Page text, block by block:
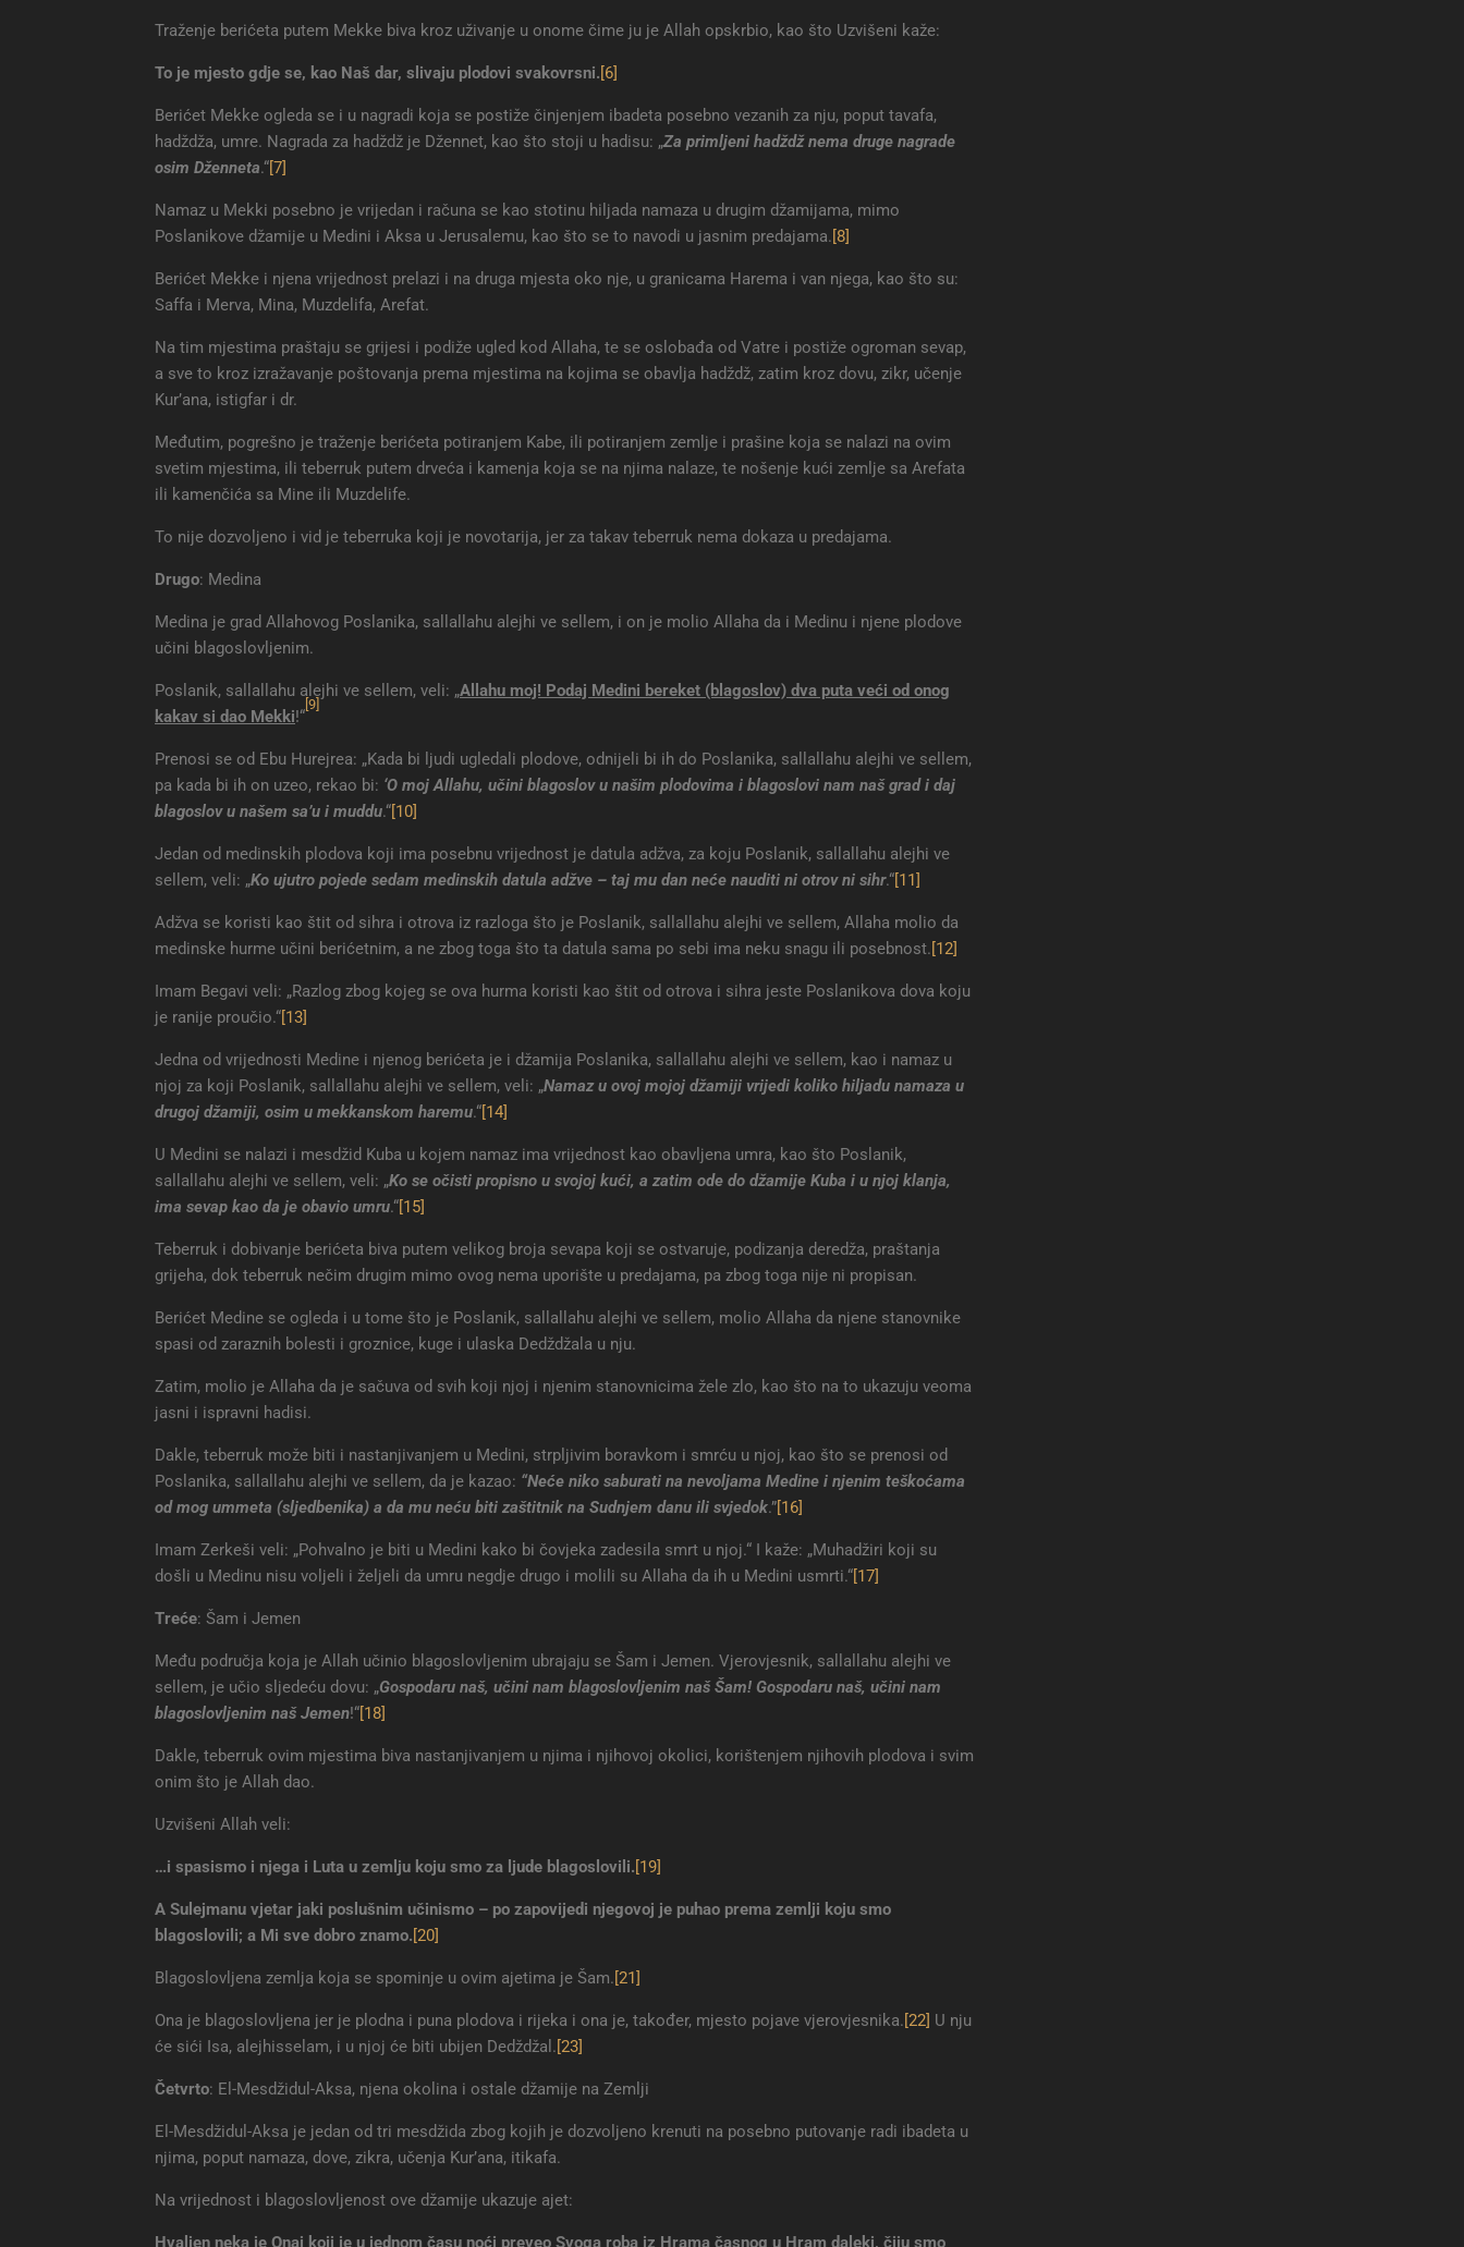
Traženje berićeta putem Mekke biva kroz uživanje u onome čime ju je Allah opskrbio, kao što Uzvišeni kaže:
To je mjesto gdje se, kao Naš dar, slivaju plodovi svakovrsni. [6]
Berićet Mekke ogleda se i u nagradi koja se postiže činjenjem ibadeta posebno vezanih za nju, poput tavafa,
hadždža, umre. Nagrada za hadždž je Džennet, kao što stoji u hadisu: „Za primljeni hadždž nema druge nagrade
osim Dženneta.“ [7]
Namaz u Mekki posebno je vrijedan i računa se kao stotinu hiljada namaza u drugim džamijama, mimo
Poslanikove džamije u Medini i Aksa u Jerusalemu, kao što se to navodi u jasnim predajama. [8]
Berićet Mekke i njena vrijednost prelazi i na druga mjesta oko nje, u granicama Harema i van njega, kao što su:
Saffa i Merva, Mina, Muzdelifa, Arefat.
Na tim mjestima praštaju se grijesi i podiže ugled kod Allaha, te se oslobađa od Vatre i postiže ogroman sevap,
a sve to kroz izražavanje poštovanja prema mjestima na kojima se obavlja hadždž, zatim kroz dovu, zikr, učenje
Kur’ana, istigfar i dr.
Međutim, pogrešno je traženje berićeta potiranjem Kabe, ili potiranjem zemlje i prašine koja se nalazi na ovim
svetim mjestima, ili teberruk putem drveća i kamenja koja se na njima nalaze, te nošenje kući zemlje sa Arefata
ili kamenčića sa Mine ili Muzdelife.
To nije dozvoljeno i vid je teberruka koji je novotarija, jer za takav teberruk nema dokaza u predajama.
Drugo: Medina
Medina je grad Allahovog Poslanika, sallallahu alejhi ve sellem, i on je molio Allaha da i Medinu i njene plodove
učini blagoslovljenim.
Poslanik, sallallahu alejhi ve sellem, veli: „Allahu moj! Podaj Medini bereket (blagoslov) dva puta veći od onog
kakav si dao Mekki!“
[9]
Prenosi se od Ebu Hurejrea: „Kada bi ljudi ugledali plodove, odnijeli bi ih do Poslanika, sallallahu alejhi ve sellem,
pa kada bi ih on uzeo, rekao bi: ‘O moj Allahu, učini blagoslov u našim plodovima i blagoslovi nam naš grad i daj
blagoslov u našem sa’u i muddu.“ [10]
Jedan od medinskih plodova koji ima posebnu vrijednost je datula adžva, za koju Poslanik, sallallahu alejhi ve
sellem, veli: „Ko ujutro pojede sedam medinskih datula adžve – taj mu dan neće nauditi ni otrov ni sihr.“ [11]
Adžva se koristi kao štit od sihra i otrova iz razloga što je Poslanik, sallallahu alejhi ve sellem, Allaha molio da
medinske hurme učini berićetnim, a ne zbog toga što ta datula sama po sebi ima neku snagu ili posebnost. [12]
Imam Begavi veli: „Razlog zbog kojeg se ova hurma koristi kao štit od otrova i sihra jeste Poslanikova dova koju
je ranije proučio.“ [13]
Jedna od vrijednosti Medine i njenog berićeta je i džamija Poslanika, sallallahu alejhi ve sellem, kao i namaz u
njoj za koji Poslanik, sallallahu alejhi ve sellem, veli: „Namaz u ovoj mojoj džamiji vrijedi koliko hiljadu namaza u
drugoj džamiji, osim u mekkanskom haremu.“ [14]
U Medini se nalazi i mesdžid Kuba u kojem namaz ima vrijednost kao obavljena umra, kao što Poslanik,
sallallahu alejhi ve sellem, veli: „Ko se očisti propisno u svojoj kući, a zatim ode do džamije Kuba i u njoj klanja,
ima sevap kao da je obavio umru.“ [15]
Teberruk i dobivanje berićeta biva putem velikog broja sevapa koji se ostvaruje, podizanja deredža, praštanja
grijeha, dok teberruk nečim drugim mimo ovog nema uporište u predajama, pa zbog toga nije ni propisan.
Berićet Medine se ogleda i u tome što je Poslanik, sallallahu alejhi ve sellem, molio Allaha da njene stanovnike
spasi od zaraznih bolesti i groznice, kuge i ulaska Dedždžala u nju.
Zatim, molio je Allaha da je sačuva od svih koji njoj i njenim stanovnicima žele zlo, kao što na to ukazuju veoma
jasni i ispravni hadisi.
Dakle, teberruk može biti i nastanjivanjem u Medini, strpljivim boravkom i smrću u njoj, kao što se prenosi od
Poslanika, sallallahu alejhi ve sellem, da je kazao: “Neće niko saburati na nevoljama Medine i njenim teškoćama
od mog ummeta (sljedbenika) a da mu neću biti zaštitnik na Sudnjem danu ili svjedok.” [16]
Imam Zerkeši veli: „Pohvalno je biti u Medini kako bi čovjeka zadesila smrt u njoj.“ I kaže: „Muhadžiri koji su
došli u Medinu nisu voljeli i željeli da umru negdje drugo i molili su Allaha da ih u Medini usmrti.“ [17]
Treće: Šam i Jemen
Među područja koja je Allah učinio blagoslovljenim ubrajaju se Šam i Jemen. Vjerovjesnik, sallallahu alejhi ve
sellem, je učio sljedeću dovu: „Gospodaru naš, učini nam blagoslovljenim naš Šam! Gospodaru naš, učini nam
blagoslovljenim naš Jemen!“ [18]
Dakle, teberruk ovim mjestima biva nastanjivanjem u njima i njihovoj okolici, korištenjem njihovih plodova i svim
onim što je Allah dao.
Uzvišeni Allah veli:
…i spasismo i njega i Luta u zemlju koju smo za ljude blagoslovili. [19]
A Sulejmanu vjetar jaki poslušnim učinismo – po zapovijedi njegovoj je puhao prema zemlji koju smo
blagoslovili; a Mi sve dobro znamo. [20]
Blagoslovljena zemlja koja se spominje u ovim ajetima je Šam. [21]
Ona je blagoslovljena jer je plodna i puna plodova i rijeka i ona je, također, mjesto pojave vjerovjesnika. [22] U nju
će sići Isa, alejhisselam, i u njoj će biti ubijen Dedždžal. [23]
Četvrto: El-Mesdžidul-Aksa, njena okolina i ostale džamije na Zemlji
El-Mesdžidul-Aksa je jedan od tri mesdžida zbog kojih je dozvoljeno krenuti na posebno putovanje radi ibadeta u
njima, poput namaza, dove, zikra, učenja Kur’ana, itikafa.
Na vrijednost i blagoslovljenost ove džamije ukazuje ajet:
Hvaljen neka je Onaj koji je u jednom času noći preveo Svoga roba iz Hrama časnog u Hram daleki, čiju smo